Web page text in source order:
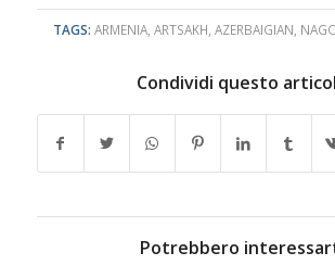
TAGS: ARMENIA, ARTSAKH AZERBAIGIAN
Condividi questo
Potrebbero